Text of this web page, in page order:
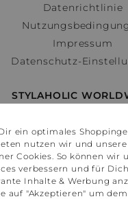
Datenrichtlinie
Impressum
Datenschutz-
STYLAHOLIC
Österreich
Schweiz
France
United States
ein optimales
nutzen wir und unsere
Cookies. So können wir
verbessern und für Dich
Inhalte & Werbung
auf "Akzeptieren" um dem